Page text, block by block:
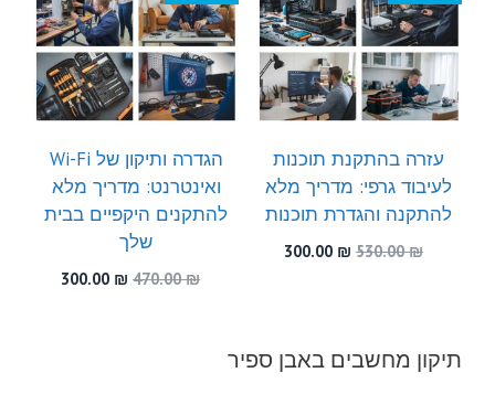
עזרה בהתקנת תוכנות
לעיבוד גרפי: מדריך מלא
להתקנה והגדרת תוכנות
530.00₪
המחיר
300.00 ₪
הגדרה ותיקון של Wi-Fi
ואינטרנט: מדריך מלא
להתקנים היקפיים בבית
שלך
470.00₪
המחיר
300.00 ₪
המחיר
תיקון מחשבים באבן ספיר